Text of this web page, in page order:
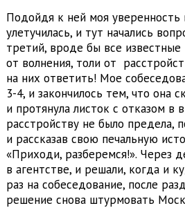
Подойдя к ней моя уверенность
улетучилась, и тут начались
третий, вроде бы все известные
от волнения, толи от
на них ответить! Мое
3-4, и закончилось тем, что она
и протянула листок с отказом в
расстройству не было предела,
и рассказав свою печальную
«Приходи, разберемся!». Через
в агентстве, и решали, когда и
раз на собеседование, после
решение снова штурмовать